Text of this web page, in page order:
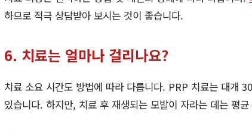
하므로 적극 상담받아 보시는 것이 좋습니다.
6. 치료는 얼마나 걸리나요?
치료 소요 시간도 방법에 따라 다릅니다. PRP 치료는 대개
있습니다. 하지만, 치료 후 재생되는 모발이 자라는 데는 평